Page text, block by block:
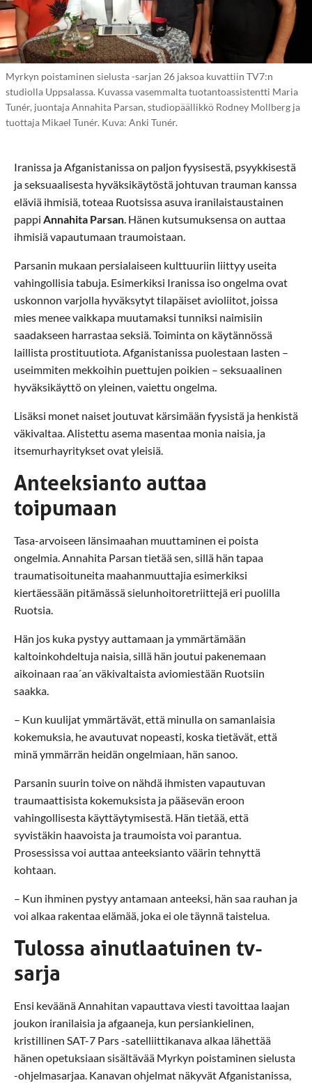
Myrkyn poistaminen sielusta -sarjan 26 jaksoa kuvattiin TV7:n
studiolla Uppsalassa. Kuvassa vasemmalta tuotantoassistentti Maria
Tunér, juontaja Annahita Parsan, studiopäällikkö Rodney Mollberg ja
tuottaja Mikael Tunér. Kuva: Anki Tunér.
Iranissa ja Afganistanissa on paljon fyysisestä, psyykkisestä
ja seksuaalisesta hyväksikäytöstä johtuvan trauman kanssa
eläviä ihmisiä, toteaa Ruotsissa asuva iranilaistaustainen
pappi Annahita Parsan . Hänen kutsumuksensa on auttaa
ihmisiä vapautumaan traumoistaan.
Parsanin mukaan persialaiseen kulttuuriin liittyy useita
vahingollisia tabuja. Esimerkiksi Iranissa iso ongelma ovat
uskonnon varjolla hyväksytyt tilapäiset avioliitot, joissa
mies menee vaikkapa muutamaksi tunniksi naimisiin
saadakseen harrastaa seksiä. Toiminta on käytännössä
laillista prostituutiota. Afganistanissa puolestaan lasten –
useimmiten mekkoihin puettujen poikien – seksuaalinen
hyväksikäyttö on yleinen, vaiettu ongelma.
Lisäksi monet naiset joutuvat kärsimään fyysistä ja henkistä
väkivaltaa. Alistettu asema masentaa monia naisia, ja
itsemurhayritykset ovat yleisiä.
Anteeksianto auttaa
toipumaan
Tasa-arvoiseen länsimaahan muuttaminen ei poista
ongelmia. Annahita Parsan tietää sen, sillä hän tapaa
traumatisoituneita maahanmuuttajia esimerkiksi
kiertäessään pitämässä sielunhoitoretriittejä eri puolilla
Ruotsia.
Hän jos kuka pystyy auttamaan ja ymmärtämään
kaltoinkohdeltuja naisia, sillä hän joutui pakenemaan
aikoinaan raa´an väkivaltaista aviomiestään Ruotsiin
saakka.
– Kun kuulijat ymmärtävät, että minulla on samanlaisia ​​
kokemuksia, he avautuvat nopeasti, koska tietävät, että
minä ymmärrän heidän ongelmiaan, hän sanoo.
Parsanin suurin toive on nähdä ihmisten vapautuvan
traumaattisista kokemuksista ja pääsevän eroon
vahingollisesta käyttäytymisestä. Hän tietää, että
syvistäkin haavoista ja traumoista voi parantua.
Prosessissa voi auttaa anteeksianto väärin tehnyttä
kohtaan.
– Kun ihminen pystyy antamaan anteeksi, hän saa rauhan ja
voi alkaa rakentaa elämää, joka ei ole täynnä taistelua.
Tulossa ainutlaatuinen tv-
sarja
Ensi keväänä Annahitan vapauttava viesti tavoittaa laajan
joukon iranilaisia ja afgaaneja, kun persiankielinen,
kristillinen SAT-7 Pars -satelliittikanava alkaa lähettää
hänen opetuksiaan sisältävää Myrkyn poistaminen sielusta
-ohjelmasarjaa. Kanavan ohjelmat näkyvät Afganistanissa,